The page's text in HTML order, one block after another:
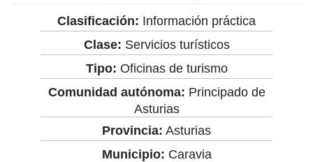
Clasificación: Información práctica
Clase: Servicios turísticos
Tipo: Oficinas de turismo
Comunidad autónoma: Principado de
Asturias
Provincia: Asturias
Municipio: Caravia